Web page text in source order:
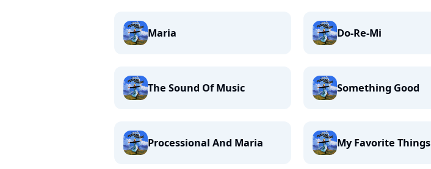
Maria Do-Re-Mi
The Sound Of Music Something Good
Processional And Maria My Favorite Things